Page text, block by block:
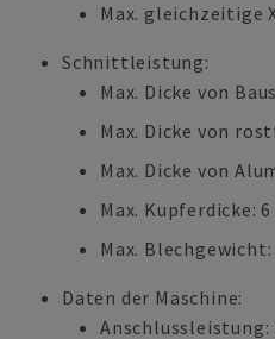
Max. gleichzeitige
Schnittleistung:
Max. Dicke von
Max. Dicke von
Max. Dicke von
Max. Kupferdicke:
Max. Blechgewicht:
Daten der Maschine:
Anschlussleistung: